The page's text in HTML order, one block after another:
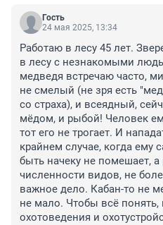
Гость
24 мая 2025, 13:34
Работаю в лесу 45 лет.
в лесу с незнакомыми
медведя встречаю часто,
не смелый (не зря есть
со страха), и всеядный,
мёдом, и рыбой! Человек
тот его не трогает. И
крайнем случае, когда ему
быть начеку не помешает, а
численности видов, не
важное дело. Кабан-то не
не мало. Чтобы всё
охотоведения и